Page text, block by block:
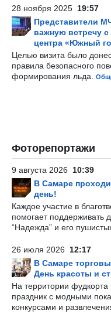
28 ноября 2025 19:57
Представители
важную встречу с
центра «Южный
Целью визита было
правила безопасного
формирования льда.
Фоторепортажи
9 августа 2026 10:39
В Самаре
день!
Каждое участие в
помогает поддерживать
“Надежда” и его
26 июля 2026 12:17
В Самаре
День красоты и
На территории
праздник с модными
конкурсами и